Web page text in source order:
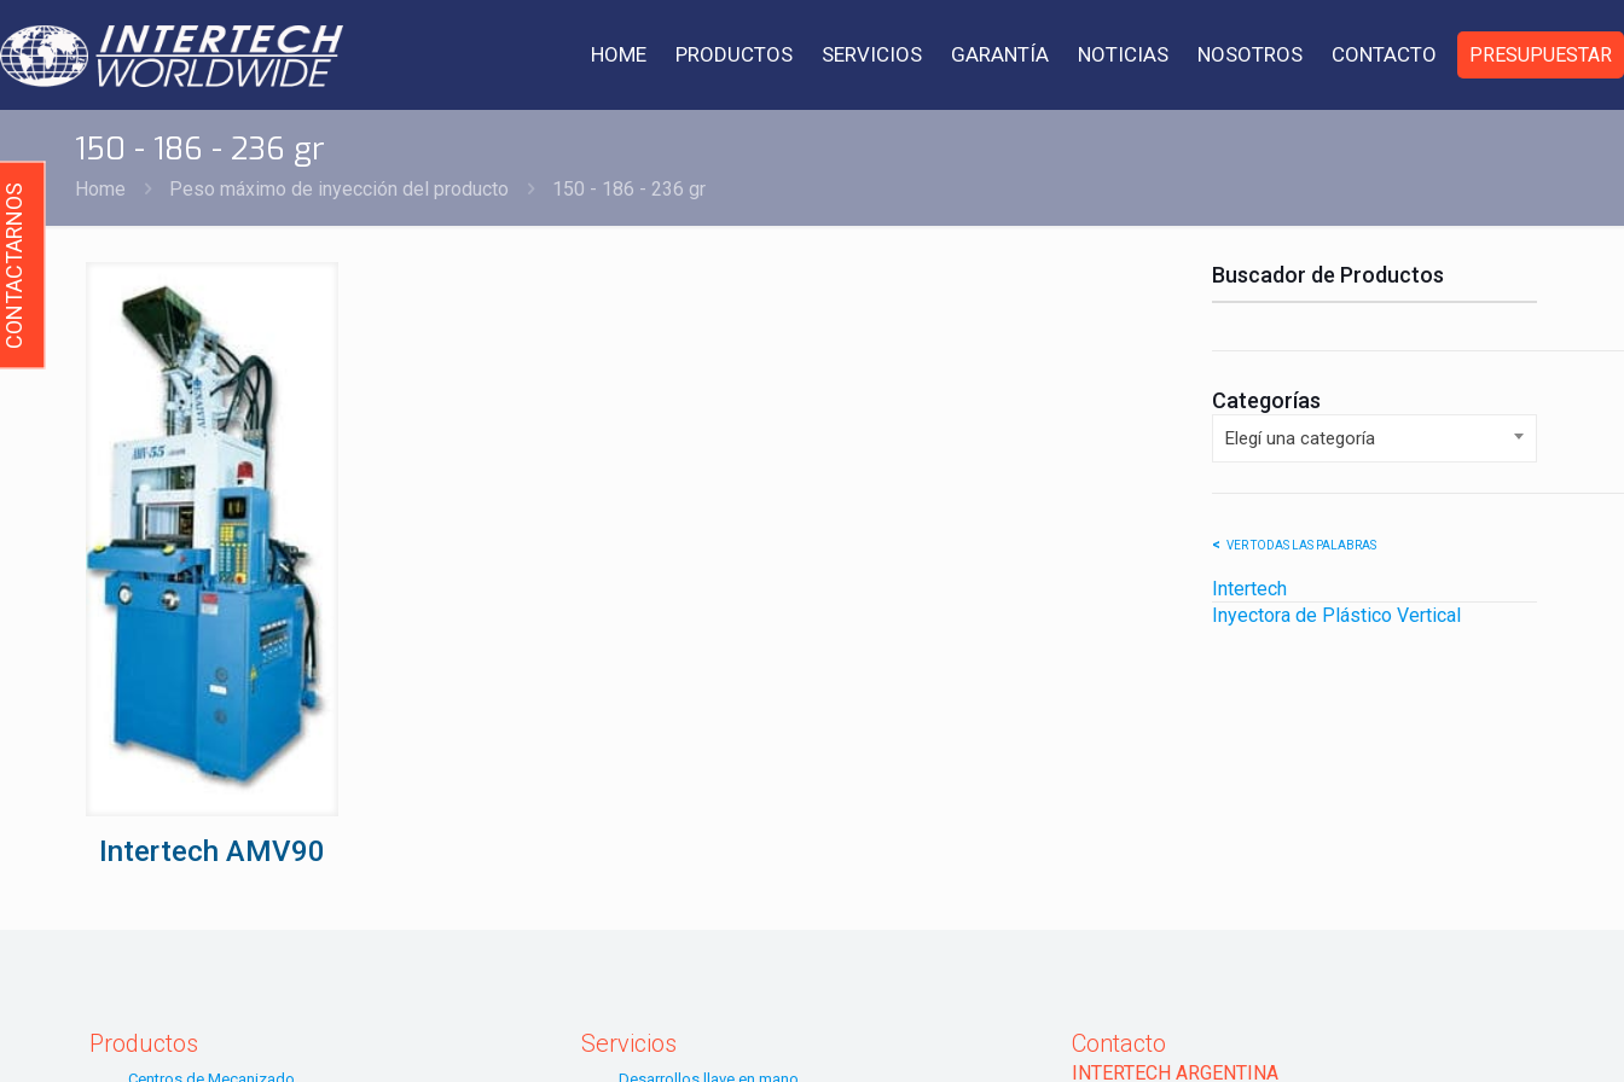
HOME PRODUCTOS SERVICIOS GARANTÍA NOTICIAS NOSOTROS CONTACTO PRESUPUESTAR
150 - 186 - 236 gr
Home Peso máximo de inyección del producto 150 - 186 - 236 gr
Intertech AMV90
Buscador de Productos
Categorías
Elegí una categoría
VER TODAS LAS PALABRAS
Intertech
Inyectora de Plástico Vertical
Productos Servicios Contacto
INTERTECH ARGENTINA
CONTACTARNOS